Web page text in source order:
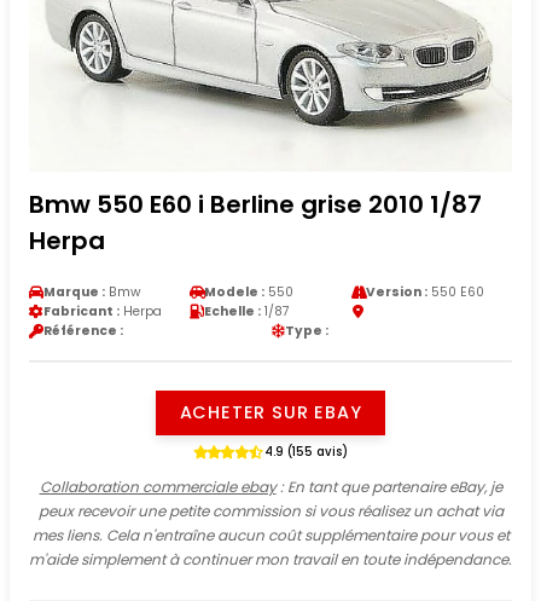
Bmw 550 E60 i Berline grise 2010 1/87
Herpa
Marque : Bmw Modele : 550 Version :550 E60
Fabricant : Herpa Echelle : 1/87
Référence :
Type :
ACHETER SUR EBAY
4.9 (155 avis)
Collaboration commerciale ebay: En tant que partenaire eBay, je
peux recevoir une petite commission si vous réalisez un achat via
mes liens. Cela n'entraîne aucun coût supplémentaire pour vous et
m'aide simplement à continuer mon travail en toute indépendance.